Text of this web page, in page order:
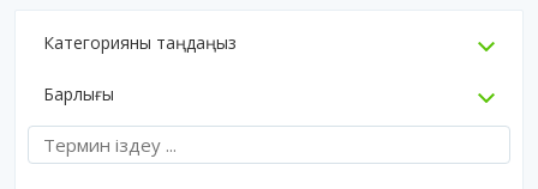
Категорияны таңдаңыз
Барлығы